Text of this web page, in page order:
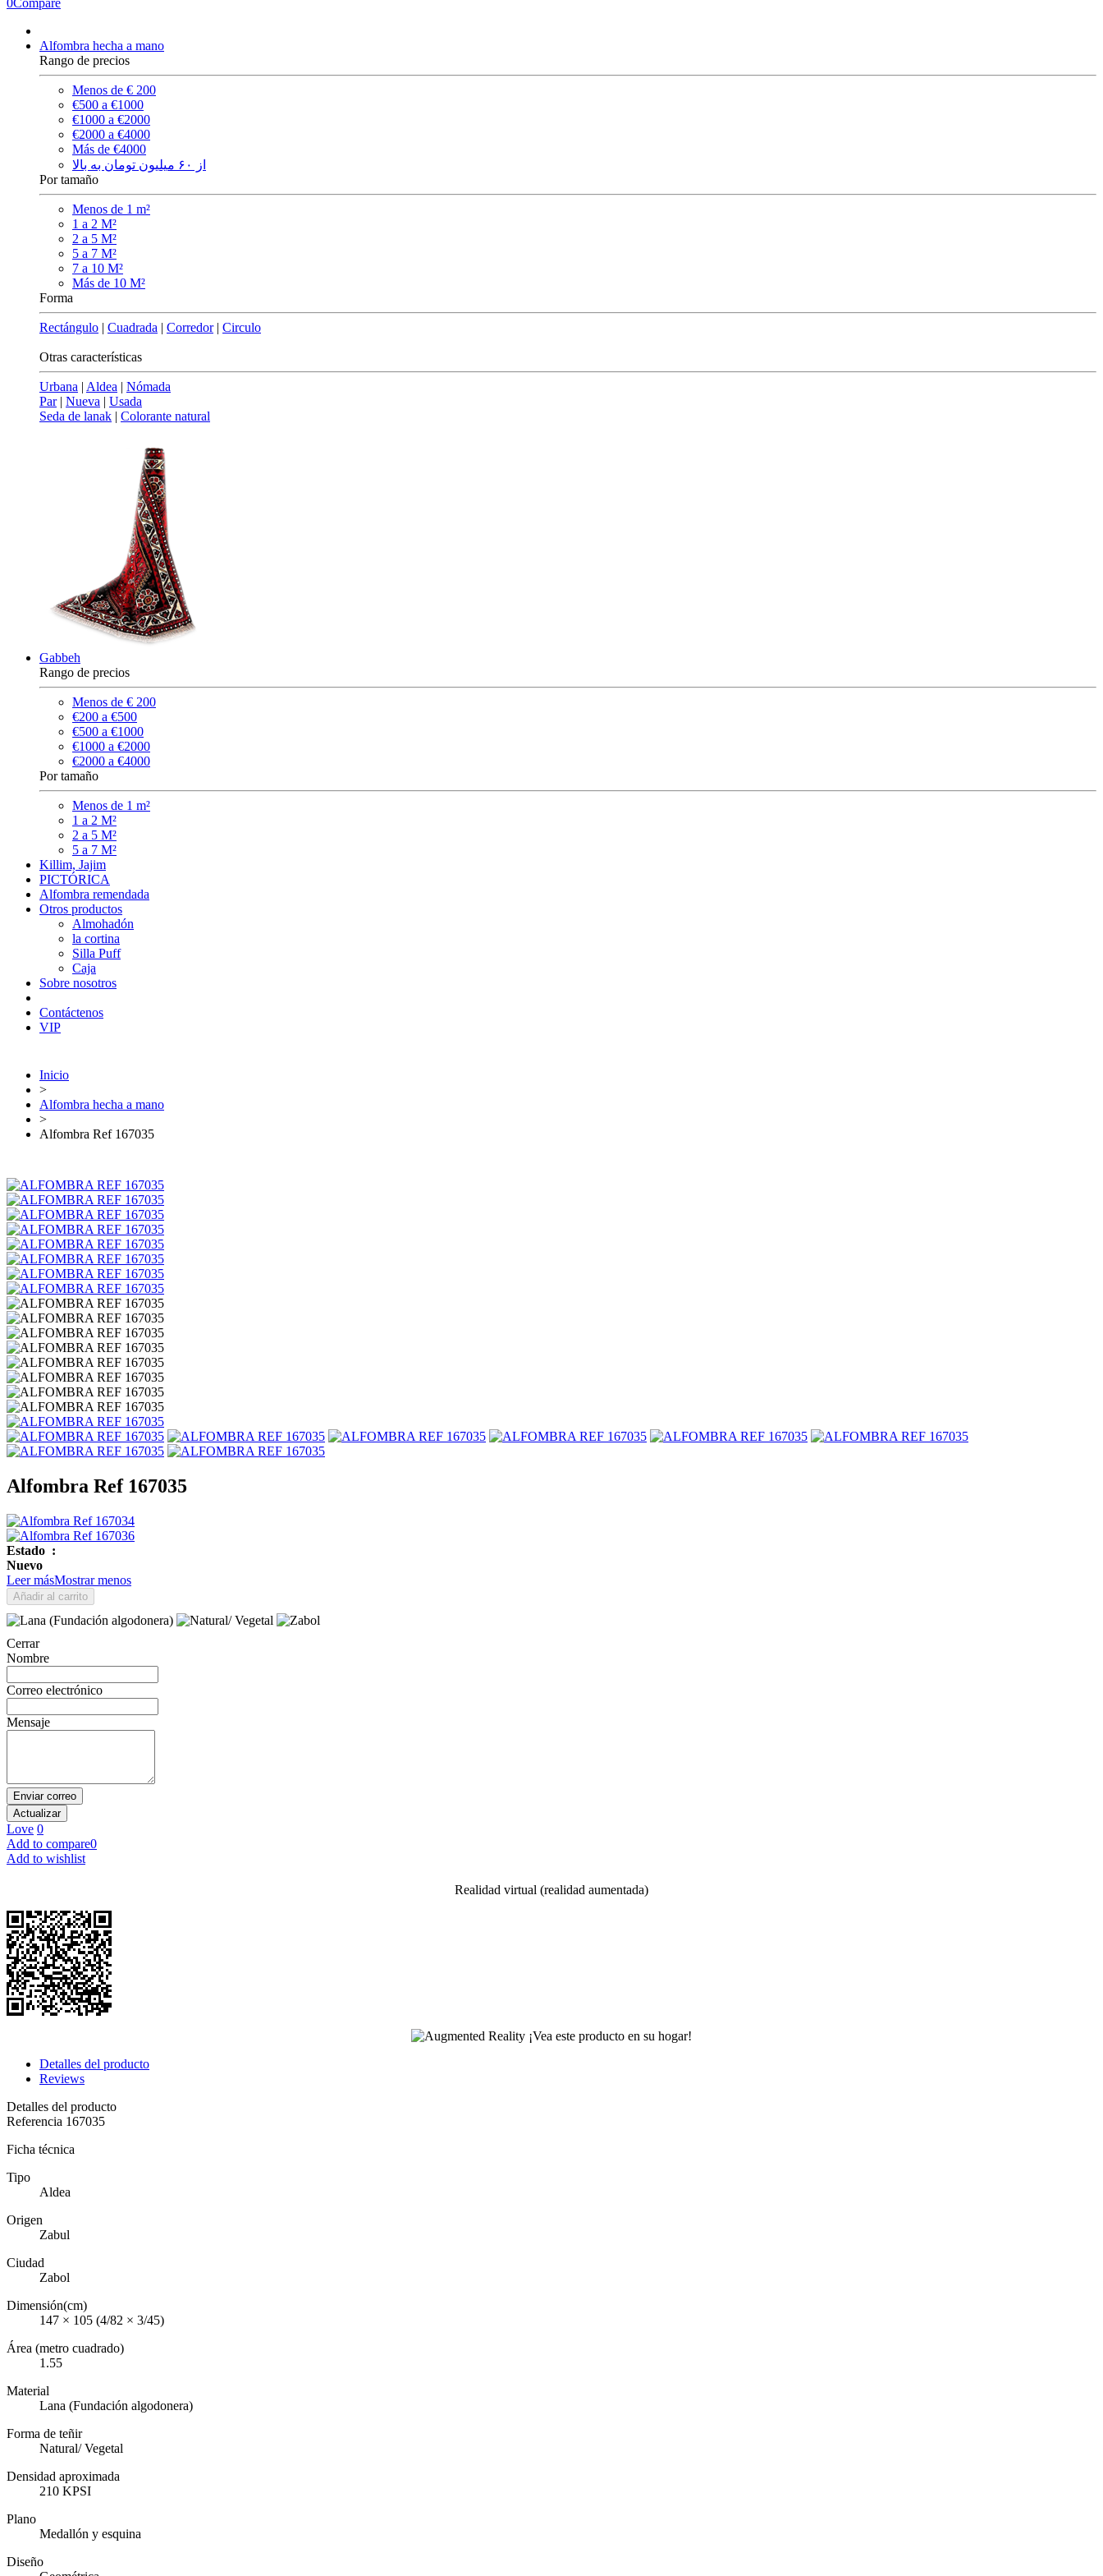
0Compare
Alfombra hecha a mano
Rango de precios
Menos de € 200
€500 a €1000
€1000 a €2000
€2000 a €4000
Más de €4000
از ۶۰ میلیون تومان به بالا
Por tamaño
Menos de 1 m²
1 a 2 M²
2 a 5 M²
5 a 7 M²
7 a 10 M²
Más de 10 M²
Forma
Rectángulo | Cuadrada | Corredor| Circulo
Otras características
Urbana | Aldea | Nómada
Par| Nueva | Usada
Seda de lanak | Colorante natural
Gabbeh
Rango de precios
Menos de € 200
€200 a €500
€500 a €1000
€1000 a €2000
€2000 a €4000
Por tamaño
Menos de 1 m²
1 a 2 M²
2 a 5 M²
5 a 7 M²
Killim, Jajim
PICTÓRICA
Alfombra remendada
Otros productos
Almohadón
la cortina
Silla Puff
Caja
Sobre nosotros
Contáctenos
VIP
Inicio
>
Alfombra hecha a mano
>
Alfombra Ref 167035
Alfombra Ref 167035
Estado :
Nuevo
Leer másMostrar menos
Añadir al carrito
Cerrar
Nombre
Correo electrónico
Mensaje
Enviar correo
Love 0
Add to compare0
Add to wishlist
Realidad virtual (realidad aumentada)
¡Vea este producto en su hogar!
Detalles del producto
Reviews
Detalles del producto
Referencia 167035
Ficha técnica
Tipo
Aldea
Origen
Zabul
Ciudad
Zabol
Dimensión(cm)
147 × 105 (4/82 × 3/45)
Área (metro cuadrado)
1.55
Material
Lana (Fundación algodonera)
Forma de teñir
Natural/ Vegetal
Densidad aproximada
210 KPSI
Plano
Medallón y esquina
Diseño